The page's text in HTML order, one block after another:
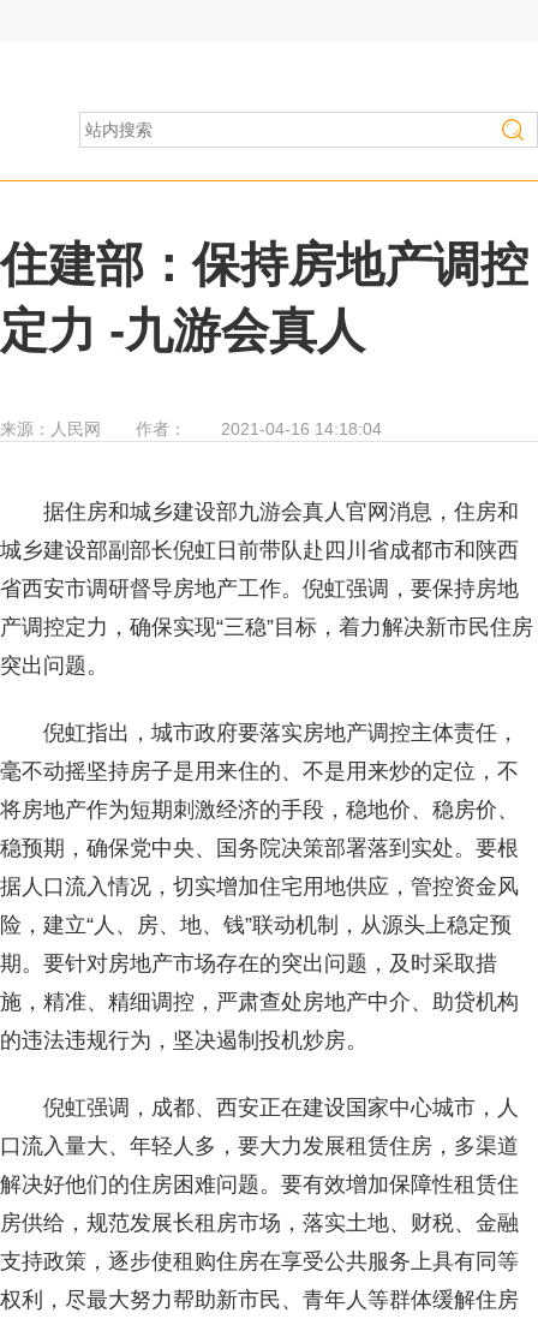
住建部：保持房地产调控
定力 -九游会真人
来源： 人民网 作者： 2021-04-16 14:18:04
据住房和城乡建设部九游会真人官网消息，住房和
城乡建设部副部长倪虹日前带队赴四川省成都市和陕西
省西安市调研督导房地产工作。倪虹强调，要保持房地
产调控定力，确保实现“三稳”目标，着力解决新市民住房
突出问题。
倪虹指出，城市政府要落实房地产调控主体责任，
毫不动摇坚持房子是用来住的、不是用来炒的定位，不
将房地产作为短期刺激经济的手段，稳地价、稳房价、
稳预期，确保党中央、国务院决策部署落到实处。要根
据人口流入情况，切实增加住宅用地供应，管控资金风
险，建立“人、房、地、钱”联动机制，从源头上稳定预
期。要针对房地产市场存在的突出问题，及时采取措
施，精准、精细调控，严肃查处房地产中介、助贷机构
的违法违规行为，坚决遏制投机炒房。
倪虹强调，成都、西安正在建设国家中心城市，人
口流入量大、年轻人多，要大力发展租赁住房，多渠道
解决好他们的住房困难问题。要有效增加保障性租赁住
房供给，规范发展长租房市场，落实土地、财税、金融
支持政策，逐步使租购住房在享受公共服务上具有同等
权利，尽最大努力帮助新市民、青年人等群体缓解住房